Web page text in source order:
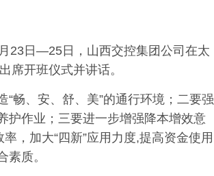
23日—25日，山西交控集团公司在太
席开班仪式并讲话。
畅、安、舒、美”的通行环境；二要强
护作业；三要进一步增强降本增效意
，加大“四新”应用力度,提高资金使用
质。